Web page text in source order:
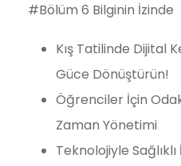
#Bölüm 6 Bilginin İzinde
Kış Tatilinde Dijital
Güce Dönüştürün!
Öğrenciler İçin
Zaman Yönetimi
Teknolojiyle